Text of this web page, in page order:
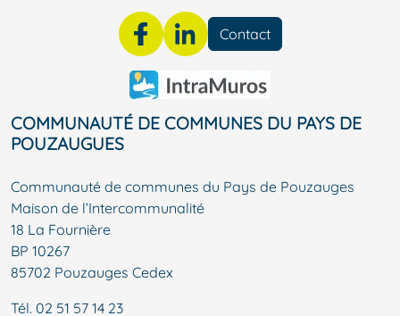
Contact
COMMUNAUTÉ DE COMMUNES DU PAYS DE
POUZAUGUES
Communauté de communes du Pays de Pouzauges
Maison de l’Intercommunalité
18 La Fournière
BP 10267
85702 Pouzauges Cedex
Tél. 02 51 57 14 23